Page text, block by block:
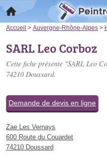
Accueil > Auvergne-Rhône-Alpes >
SARL Leo Corboz
Cette fiche présente "SARL Leo
74210 Doussard.
Demande de devis en ligne
Zae Les Vernays
600 Route du Couardet
74210 Doussard